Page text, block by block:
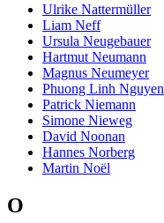
Ulrike Nattermüller
Liam Neff
Ursula Neugebauer
Hartmut Neumann
Magnus Neumeyer
Phuong Linh Nguyen
Patrick Niemann
Simone Nieweg
David Noonan
Hannes Norberg
Martin Noël
O